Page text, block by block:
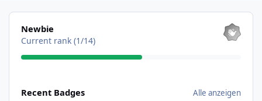
Alle anzeigen
Newbie
Current rank (1/14)
Recent Badges Alle anzeigen